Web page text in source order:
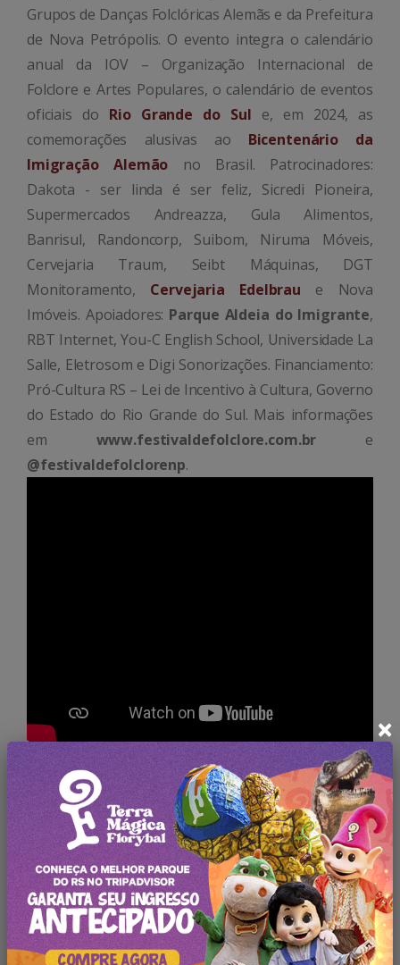
Grupos de Danças Folclóricas Alemãs e da Prefeitura
de Nova Petrópolis. O evento integra o calendário
anual da IOV – Organização Internacional de
Folclore e Artes Populares, o calendário de eventos
oficiais do Rio Grande do Sul e, em 2024, as
comemorações alusivas ao Bicentenário da
Imigração Alemão
no Brasil. Patrocinadores:
Dakota - ser linda é ser feliz, Sicredi Pioneira,
Supermercados Andreazza, Gula Alimentos,
Banrisul, Randoncorp, Suibom, Niruma Móveis,
Cervejaria Traum, Seibt Máquinas, DGT
Monitoramento, Cervejaria Edelbrau e Nova
Imóveis. Apoiadores: Parque Aldeia do Imigrante,
RBT Internet, You-C English School, Universidade La
Salle, Eletrosom e Digi Sonorizações. Financiamento:
Pró-Cultura RS – Lei de Incentivo à Cultura, Governo
do Estado do Rio Grande do Sul. Mais informações
em www.festivaldefolclore.com.br e
@festivaldefolclorenp.
TEXTO: TRIO Comunicação Integrada
×